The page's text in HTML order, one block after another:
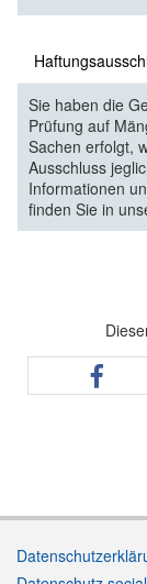
Sie haben die
Prüfung auf
Sachen erfolgt,
Ausschluss
Informationen
finden Sie in